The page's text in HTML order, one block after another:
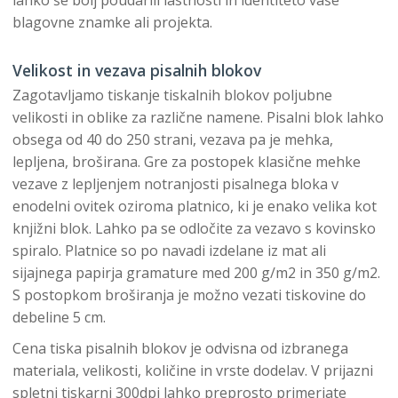
blagovne znamke ali projekta.
Velikost in vezava pisalnih blokov
Zagotavljamo tiskanje tiskalnih blokov poljubne
velikosti in oblike za različne namene. Pisalni blok lahko
obsega od 40 do 250 strani, vezava pa je mehka,
lepljena, broširana. Gre za postopek klasične mehke
vezave z lepljenjem notranjosti pisalnega bloka v
enodelni ovitek oziroma platnico, ki je enako velika kot
knjižni blok. Lahko pa se odločite za vezavo s kovinsko
spiralo. Platnice so po navadi izdelane iz mat ali
sijajnega papirja gramature med 200 g/m2 in 350 g/m2.
S postopkom broširanja je možno vezati tiskovine do
debeline 5 cm.
Cena tiska pisalnih blokov je odvisna od izbranega
materiala, velikosti, količine in vrste dodelav. V prijazni
spletni tiskarni 300dpi lahko preprosto primerjate